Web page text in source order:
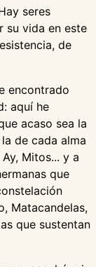
seres
su vida en este
de
encontrado
aquí he
acaso sea la
de cada alma
Mitos... y a
que
Matacandelas,
que sustentan